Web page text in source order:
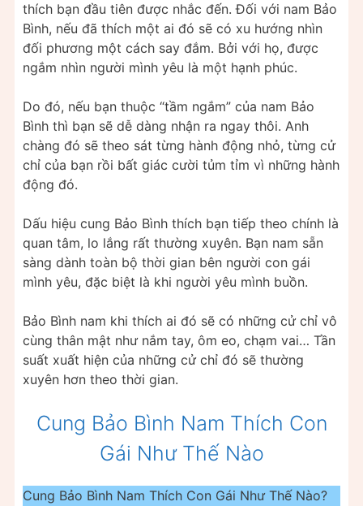
thích bạn đầu tiên được nhắc đến. Đối với nam Bảo
Bình, nếu đã thích một ai đó sẽ có xu hướng nhìn
đối phương một cách say đắm. Bởi với họ, được
ngắm nhìn người mình yêu là một hạnh phúc.
Do đó, nếu bạn thuộc “tầm ngắm” của nam Bảo
Bình thì bạn sẽ dễ dàng nhận ra ngay thôi. Anh
chàng đó sẽ theo sát từng hành động nhỏ, từng cử
chỉ của bạn rồi bất giác cười tủm tỉm vì những hành
động đó.
Dấu hiệu cung Bảo Bình thích bạn tiếp theo chính là
quan tâm, lo lắng rất thường xuyên. Bạn nam sẵn
sàng dành toàn bộ thời gian bên người con gái
mình yêu, đặc biệt là khi người yêu mình buồn.
Bảo Bình nam khi thích ai đó sẽ có những cử chỉ vô
cùng thân mật như nắm tay, ôm eo, chạm vai… Tần
suất xuất hiện của những cử chỉ đó sẽ thường
xuyên hơn theo thời gian.
Cung Bảo Bình Nam Thích Con
Gái Như Thế Nào
Cung Bảo Bình Nam Thích Con Gái Như Thế Nào?